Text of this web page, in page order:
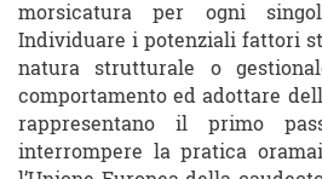
morsicatura per ogni
Individuare i potenziali fattori
natura strutturale o
comportamento ed adottare
rappresentano il primo
interrompere la pratica